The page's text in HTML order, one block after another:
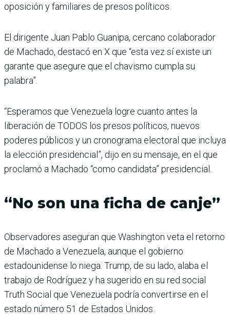
oposición y familiares de presos políticos.
El dirigente Juan Pablo Guanipa, cercano colaborador
de Machado, destacó en X que “esta vez sí existe un
garante que asegure que el chavismo cumpla su
palabra”.
“Esperamos que Venezuela logre cuanto antes la
liberación de TODOS los presos políticos, nuevos
poderes públicos y un cronograma electoral que incluya
la elección presidencial”, dijo en su mensaje, en el que
proclamó a Machado “como candidata” presidencial.
“No son una ficha de canje”
Observadores aseguran que Washington veta el retorno
de Machado a Venezuela, aunque el gobierno
estadounidense lo niega. Trump, de su lado, alaba el
trabajo de Rodríguez y ha sugerido en su red social
Truth Social que Venezuela podría convertirse en el
estado número 51 de Estados Unidos.